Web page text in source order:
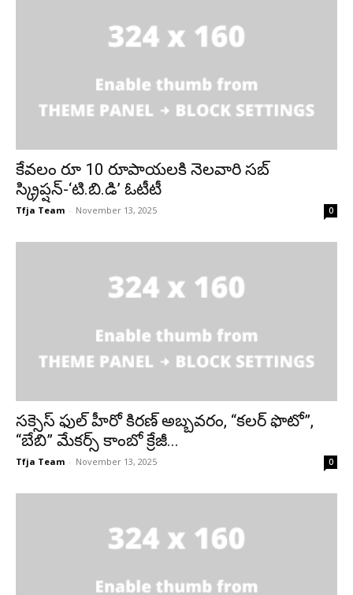
కేవలం రూ 10 రూపాయలకి నెలవారి సబ్
స్క్రిప్షన్-‘టి.బి.డి’ ఓటీటీ
Tfja Team - November 13, 2025 0
సక్సెస్ ఫుల్ హీరో కిరణ్ అబ్బవరం, “కలర్ ఫొటో”,
“బేబి” మేకర్స్ కాంబో క్రేజీ...
Tfja Team - November 13, 2025 0